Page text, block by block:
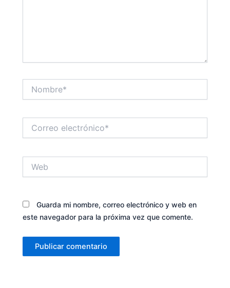
electrónico*
Guarda mi nombre, correo electrónico y web en
este navegador para la próxima vez que comente.